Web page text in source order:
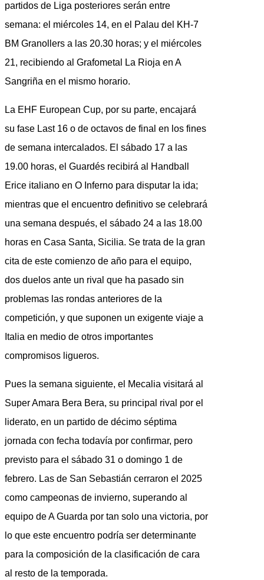
partidos de Liga posteriores serán entre
semana: el miércoles 14, en el Palau del KH-7
BM Granollers a las 20.30 horas; y el miércoles
21, recibiendo al Grafometal La Rioja en A
Sangriña en el mismo horario.
La EHF European Cup, por su parte, encajará
su fase Last 16 o de octavos de final en los fines
de semana intercalados. El sábado 17 a las
19.00 horas, el Guardés recibirá al Handball
Erice italiano en O Inferno para disputar la ida;
mientras que el encuentro definitivo se celebrará
una semana después, el sábado 24 a las 18.00
horas en Casa Santa, Sicilia. Se trata de la gran
cita de este comienzo de año para el equipo,
dos duelos ante un rival que ha pasado sin
problemas las rondas anteriores de la
competición, y que suponen un exigente viaje a
Italia en medio de otros importantes
compromisos ligueros.
Pues la semana siguiente, el Mecalia visitará al
Super Amara Bera Bera, su principal rival por el
liderato, en un partido de décimo séptima
jornada con fecha todavía por confirmar, pero
previsto para el sábado 31 o domingo 1 de
febrero. Las de San Sebastián cerraron el 2025
como campeonas de invierno, superando al
equipo de A Guarda por tan solo una victoria, por
lo que este encuentro podría ser determinante
para la composición de la clasificación de cara
al resto de la temporada.